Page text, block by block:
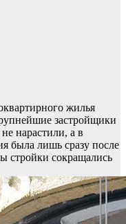
жилья
застройщики
нарастили, а в
была лишь сразу после
стройки сокращались